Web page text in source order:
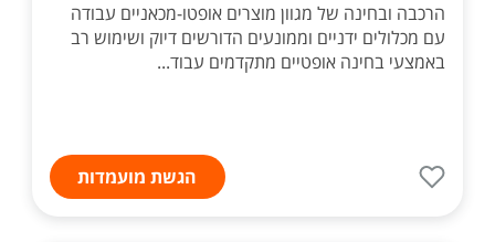
הרכבה ובחינה של מגוון מוצרים אופטו-מכאניים עבודה
עם מכלולים ידניים וממונעים הדורשים דיוק ושימוש רב
באמצעי בחינה אופטיים מתקדמים עבוד...
הגשת מועמדות